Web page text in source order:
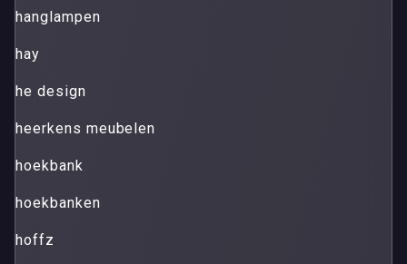
hanglampen
hay
he design
heerkens meubelen
hoekbank
hoekbanken
hoffz